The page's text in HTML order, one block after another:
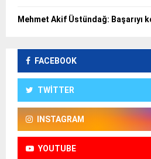
Mehmet Akif Üstündağ: Başarıyı
FACEBOOK
TWITTER
INSTAGRAM
YOUTUBE